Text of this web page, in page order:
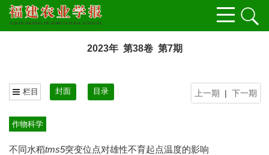
2023年 第38卷 第7期
上一期 | 下一期
栏目 封面 目录
作物科学
不同水稻tms5突变位点对雄性不育起点温度的影响